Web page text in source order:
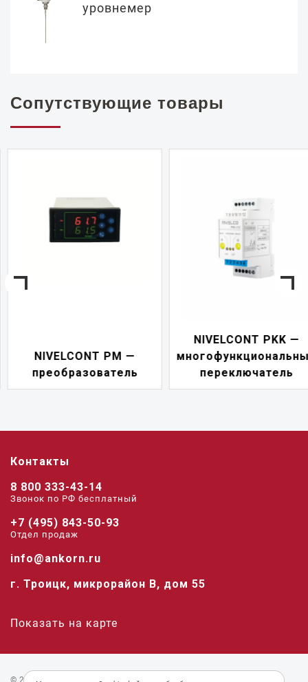
уровнемер
Сопутствующие товары
NIVELCONT PM —
преобразователь
NIVELCONT PKK —
переключатель
Контакты
8 800 333-43-14
Звонок по РФ беcплатный
+7 (495) 843-50-93
Отдел продаж
info@ankorn.ru
г. Троицк, микрорайон В, дом 55
Показать на карте
© 2026 «Анкорн».